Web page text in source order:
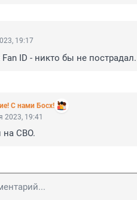
19:17
ID - никто бы не пострадал.
С нами Босх!
2023, 19:41
СВО.